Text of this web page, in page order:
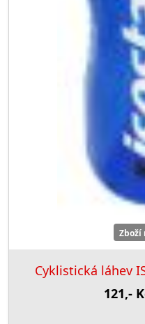
Zboží
Cyklistická láhev
121,-